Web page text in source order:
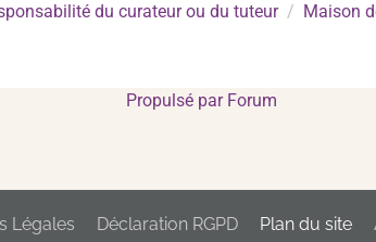
du curateur ou du tuteur Maison
Propulsé par Forum
Légales Déclaration RGPD Plan du site